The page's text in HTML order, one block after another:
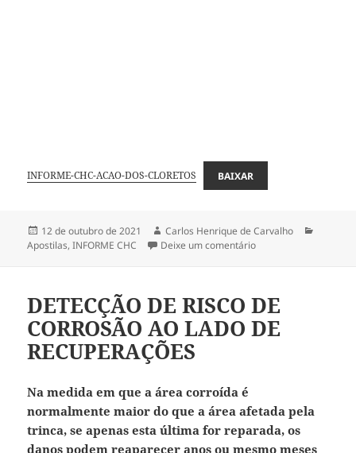
INFORME-CHC-ACAO-DOS-CLORETOS BAIXAR
Publicado
em
12 de outubro de 2021 Autor
Carlos Henrique de Carvalho
Apostilas,INFORME CHC Deixe um comentárioem ATAQUE DOS
DETECÇÃO DE RISCO DE
CORROSÃO AO LADO DE
RECUPERAÇÕES
Na medida em que a área corroída é
normalmente maior do que a área afetada pela
trinca, se apenas esta última for reparada, os
danos podem reaparecer anos ou mesmo meses